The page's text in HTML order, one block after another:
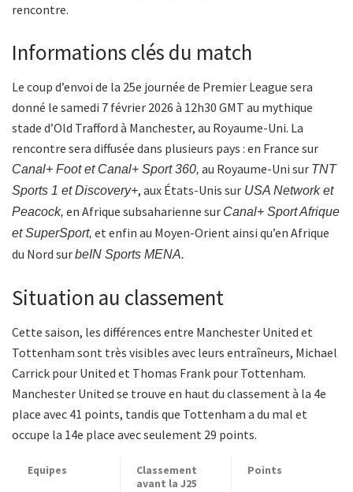
rencontre.
Informations clés du match
Le coup d’envoi de la 25e journée de Premier League sera
donné le samedi 7 février 2026 à 12h30 GMT au mythique
stade d’Old Trafford à Manchester, au Royaume-Uni. La
rencontre sera diffusée dans plusieurs pays : en France sur
Canal+ Foot et Canal+ Sport 360, au Royaume-Uni sur TNT
Sports 1 et Discovery+, aux États-Unis sur USA Network et
Peacock, en Afrique subsaharienne sur Canal+ Sport Afrique
et SuperSport, et enfin au Moyen-Orient ainsi qu’en Afrique
du Nord surbeIN Sports MENA.
Situation au classement
Cette saison, les différences entre Manchester United et
Tottenham sont très visibles avec leurs entraîneurs, Michael
Carrick pour United et Thomas Frank pour Tottenham.
Manchester United se trouve en haut du classement à la 4e
place avec 41 points, tandis que Tottenham a du mal et
occupe la 14e place avec seulement 29 points.
Equipes
Classement
avant la J25
Points